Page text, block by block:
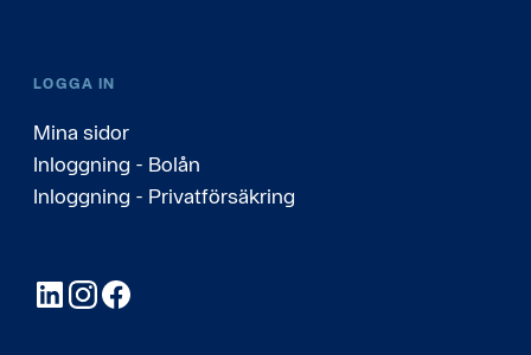
LOGGA IN
Mina sidor
Inloggning - Bolån
Inloggning - Privatförsäkring
LinkedInInstagram